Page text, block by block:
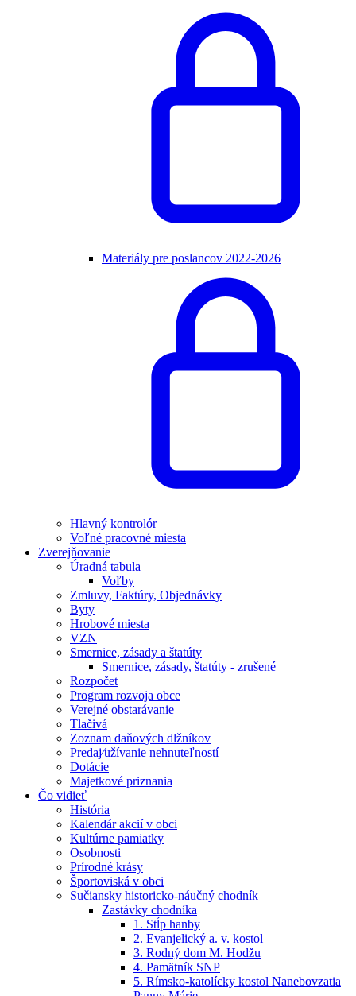
Materiály pre poslancov 2022-2026
Hlavný kontrolór
Voľné pracovné miesta
Zverejňovanie
Úradná tabula
Voľby
Zmluvy, Faktúry, Objednávky
Byty
Hrobové miesta
VZN
Smernice, zásady a štatúty
Smernice, zásady, štatúty - zrušené
Rozpočet
Program rozvoja obce
Verejné obstarávanie
Tlačivá
Zoznam daňových dlžníkov
Predaj⁄užívanie nehnuteľností
Dotácie
Majetkové priznania
Čo vidieť
História
Kalendár akcií v obci
Kultúrne pamiatky
Osobnosti
Prírodné krásy
Športoviská v obci
Sučiansky historicko-náučný chodník
Zastávky chodníka
1. Stĺp hanby
2. Evanjelický a. v. kostol
3. Rodný dom M. Hodžu
4. Pamätník SNP
5. Rímsko-katolícky kostol Nanebovzatia